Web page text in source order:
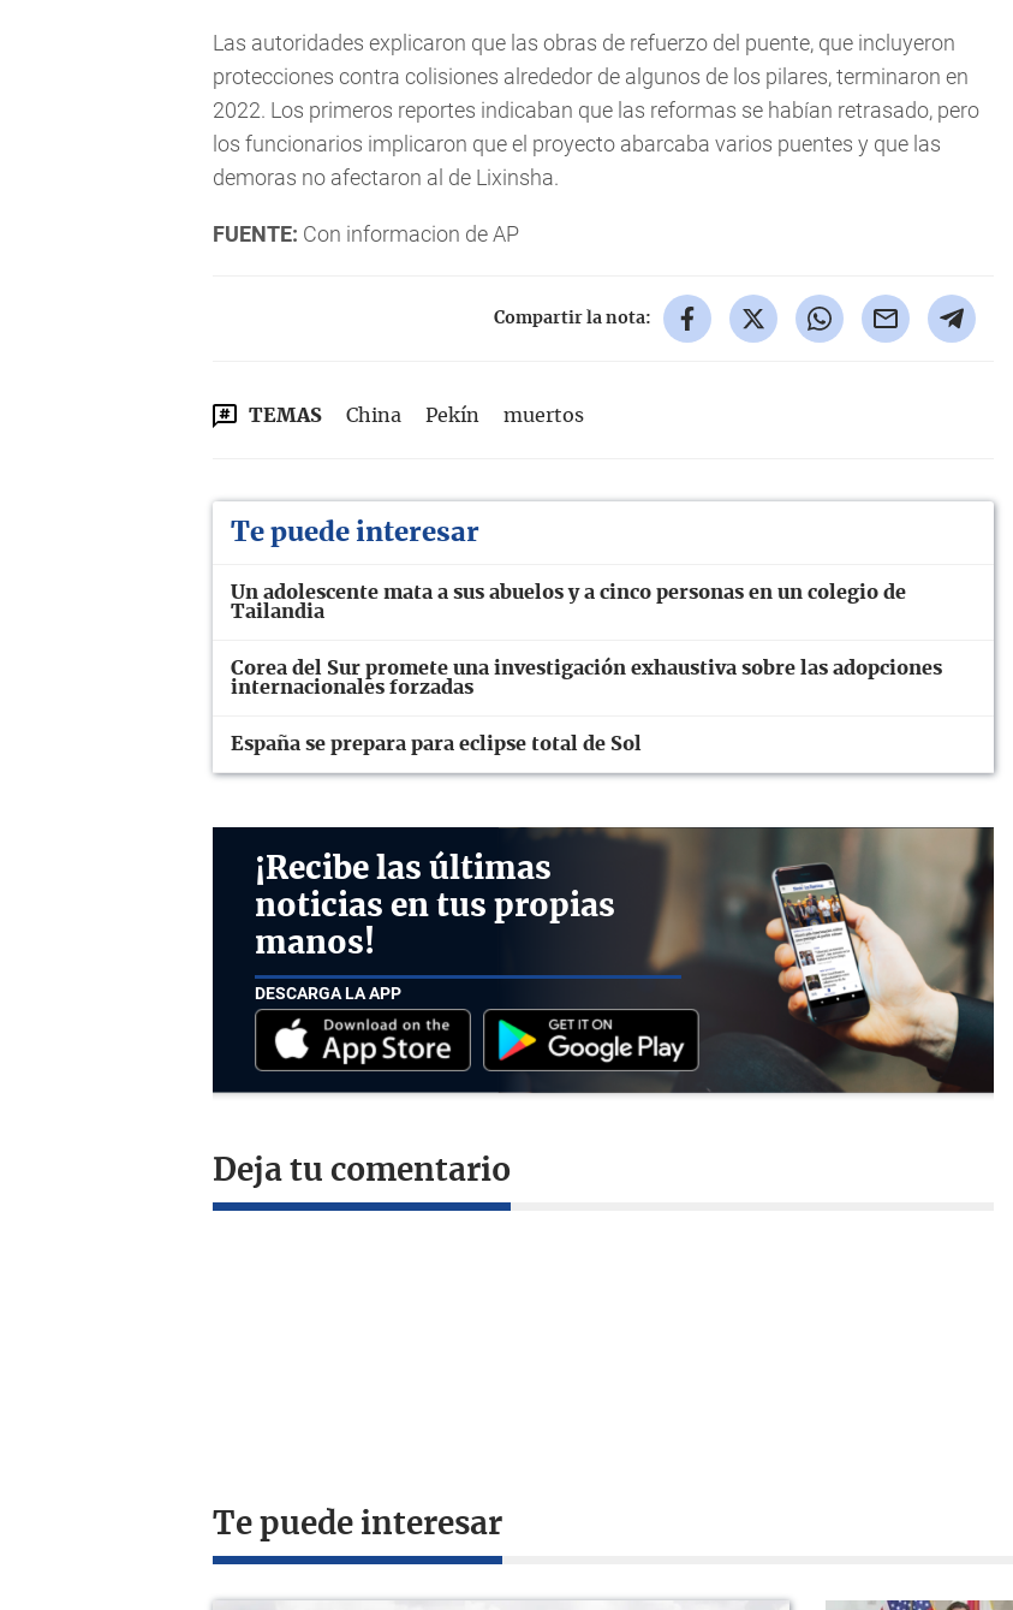
Las autoridades explicaron que las obras de refuerzo del puente, que incluyeron
protecciones contra colisiones alrededor de algunos de los pilares, terminaron en
2022. Los primeros reportes indicaban que las reformas se habían retrasado, pero
los funcionarios implicaron que el proyecto abarcaba varios puentes y que las
demoras no afectaron al de Lixinsha.
FUENTE: Con informacion de AP
Compartir la nota:
TEMAS China Pekín muertos
Te puede interesar
Un adolescente mata a sus abuelos y a cinco personas en un colegio de
Tailandia
Corea del Sur promete una investigación exhaustiva sobre las adopciones
internacionales forzadas
España se prepara para eclipse total de Sol
¡Recibe las últimas
noticias en tus propias
manos!
DESCARGA LA APP
Deja tu comentario
Te puede interesar